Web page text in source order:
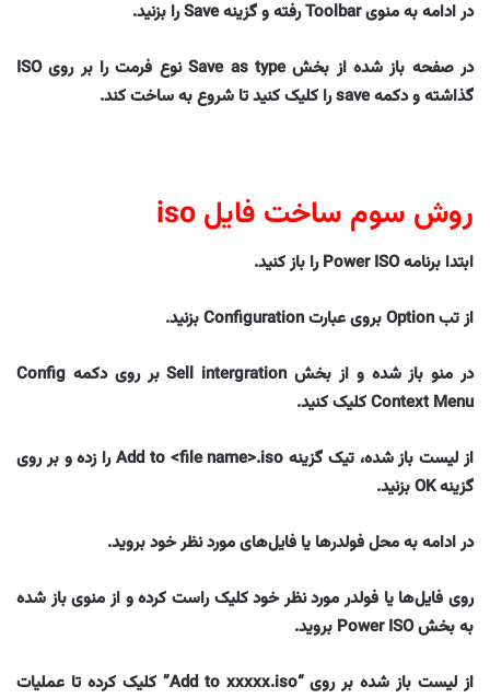
در ادامه به منوی Toolbar رفته و گزینه Save را بزنید.
در صفحه باز شده از بخش Save as type نوع فرمت را بر روی ISO
گذاشته و دکمه save را کلیک کنید تا شروع به ساخت کند.
روش سوم ساخت فایل iso
ابتدا برنامه Power ISO را باز کنید.
از تب Option بروی عبارت Configuration بزنید.
در منو باز شده و از بخش Sell intergration بر روی دکمه Config
Context Menu کلیک کنید.
از لیست باز شده، تیک گزینه Add to <file name>.iso را زده و بر روی
گزینه OK بزنید.
در ادامه به محل فولدرها یا فایل‌های مورد نظر خود بروید.
روی فایل‌ها یا فولدر مورد نظر خود کلیک راست کرده و از منوی باز شده
به بخش Power ISO بروید.
از لیست باز شده بر روی “Add to xxxxx.iso” کلیک کرده تا عملیات